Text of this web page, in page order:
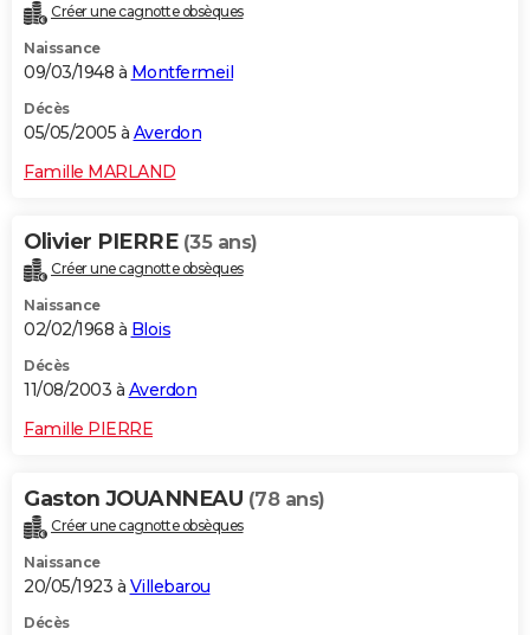
Créer une cagnotte obsèques
Naissance
09/03/1948 à Montfermeil
Décès
05/05/2005 à Averdon
Famille MARLAND
Olivier PIERRE (35 ans)
Créer une cagnotte obsèques
Naissance
02/02/1968 à Blois
Décès
11/08/2003 à Averdon
Famille PIERRE
Gaston JOUANNEAU (78 ans)
Créer une cagnotte obsèques
Naissance
20/05/1923 à Villebarou
Décès